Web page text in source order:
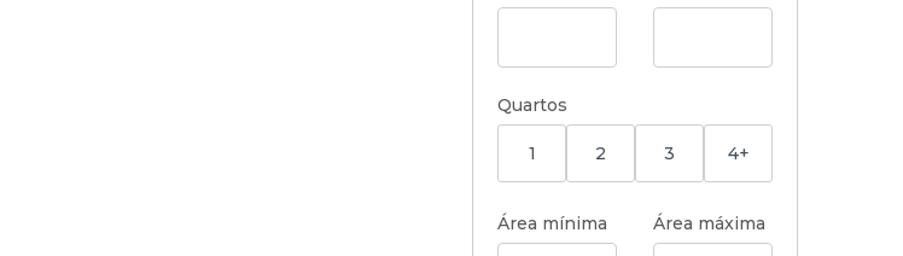
Quartos
1 2 3 4+
Área mínima Área máxima